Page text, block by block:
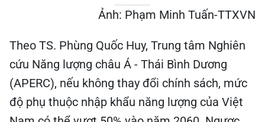
Ảnh: Phạm Minh Tuấn-TTXVN
Theo TS. Phùng Quốc Huy, Trung tâm Nghiên
cứu Năng lượng châu Á - Thái Bình Dương
(APERC), nếu không thay đổi chính sách, mức
độ phụ thuộc nhập khẩu năng lượng của Việt